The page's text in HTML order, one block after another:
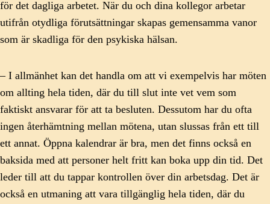
för det dagliga arbetet. När du och dina kollegor arbetar
utifrån otydliga förutsättningar skapas gemensamma vanor
som är skadliga för den psykiska hälsan.
– I allmänhet kan det handla om att vi exempelvis har möten
om allting hela tiden, där du till slut inte vet vem som
faktiskt ansvarar för att ta besluten. Dessutom har du ofta
ingen återhämtning mellan mötena, utan slussas från ett till
ett annat. Öppna kalendrar är bra, men det finns också en
baksida med att personer helt fritt kan boka upp din tid. Det
leder till att du tappar kontrollen över din arbetsdag. Det är
också en utmaning att vara tillgänglig hela tiden, där du